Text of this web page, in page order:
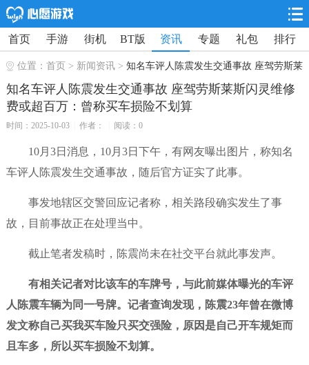
首页 手游 街机 BT版 资讯 专题 礼包 排行
位置： 首页 > 新闻资讯> 知名车评人陈震发生交通事故 座驾劳斯莱
知名车评人陈震发生交通事故 座驾劳斯莱斯闪灵维修
费或超百万：曾称买车损险不划算
时间：2025-10-03 作者： 阅读：0
10月3日消息，10月3日下午，有网友曝出图片，称知名
车评人陈震发生交通事故，随后官方证实了此事。
事发地辖区交警回应记者称，相关路段确实发生了事
故，目前事故正在处理当中。
截止笔者发稿时，陈震尚未在社交平台就此事发声。
有相关记者对比该车的车牌号，与此前媒体曝光的车评
人陈震车辆为同一号牌。记者查询发现，陈震23年曾在微博
发文称自己买我买车险只买交强险，原因是自己开车规矩而
且车多，所以买车损险不划算。